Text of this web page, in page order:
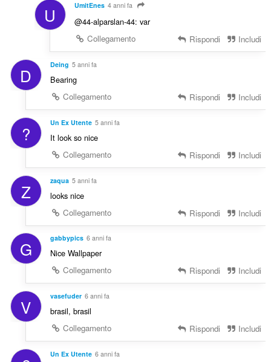
U UmitEnes 4 anni fa
@44-alparslan-44: var
Collegamento
Rispondi Includi
D Deing 5 anni fa
Bearing
Collegamento
Rispondi Includi
? Un Ex Utente 5 anni fa
It look so nice
Collegamento
Rispondi Includi
Z zaqua 5 anni fa
looks nice
Collegamento
Rispondi Includi
G gabbypics 6 anni fa
Nice Wallpaper
Collegamento
Rispondi Includi
V vasefuder 6 anni fa
brasil, brasil
Collegamento
Rispondi Includi
Un Ex Utente 6 anni fa